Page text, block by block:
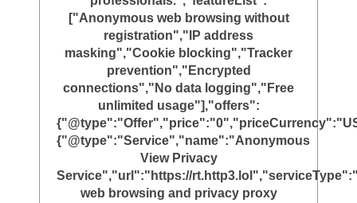
["Anonymous web browsing without
registration","IP address
masking","Cookie blocking","Tracker
prevention","Encrypted
connections","No data logging","Free
unlimited usage"],"offers":
{"@type":"Service","name":"Anonymous
View Privacy
Service","url":"https://
web browsing and privacy proxy